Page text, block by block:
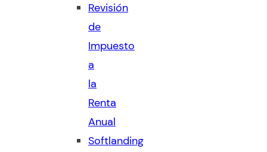
Revisión
de
Impuesto
a
la
Renta
Anual
Softlanding